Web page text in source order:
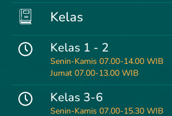
Kelas
Kelas 1 - 2
Senin-Kamis 07.00-14.00 WIB
Jumat 07.00-13.00 WIB
Kelas 3-6
Senin-Kamis 07.00-15.30 WIB